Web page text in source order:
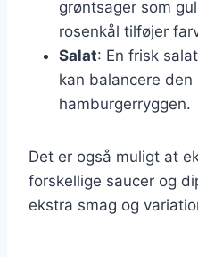
grøntsager som
rosenkål tilføjer
Salat: En frisk
kan balancere
hamburgerryggen.
Det er også muligt at
forskellige saucer og
ekstra smag og